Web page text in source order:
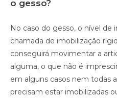
o gesso?
No caso do gesso, o nível de
chamada de imobilização
conseguirá movimentar a
alguma, o que não é
em alguns casos nem todas
precisam estar imobilizadas